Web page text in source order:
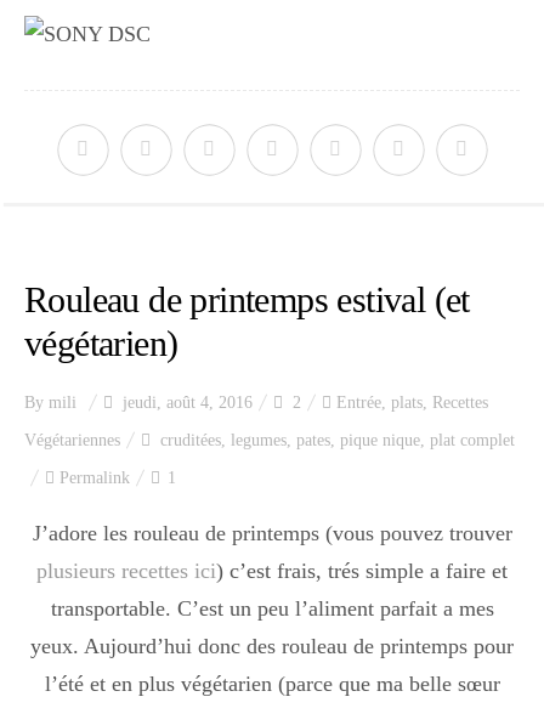
Rouleau de printemps estival (et
végétarien)
By mili jeudi, août 4, 2016 2 Entrée, plats, Recettes
Végétariennes cruditées, legumes, pates, pique nique, plat complet
Permalink 1
J’adore les rouleau de printemps (vous pouvez trouver
plusieurs recettes ici) c’est frais, trés simple a faire et
transportable. C’est un peu l’aliment parfait a mes
yeux. Aujourd’hui donc des rouleau de printemps pour
l’été et en plus végétarien (parce que ma belle sœur